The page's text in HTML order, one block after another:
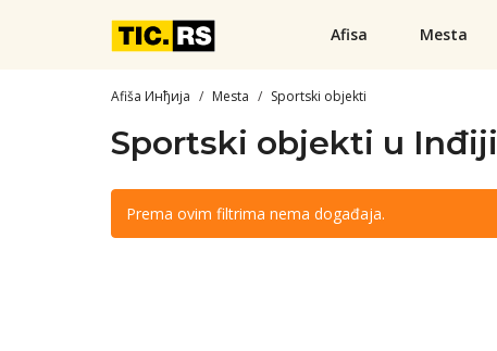
Afisa Mesta
Afiša Инђија Mesta Sportski objekti
Sportski objekti u Inđiji
Prema ovim filtrima nema događaja.